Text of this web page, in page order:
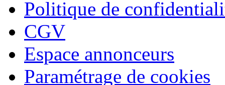
Politique de
CGV
Espace annonceurs
Paramétrage de cookies